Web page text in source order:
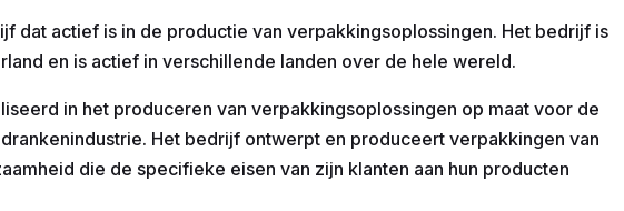
dat actief is in de productie van verpakkingsoplossingen. Het bedrijf is
en is actief in verschillende landen over de hele wereld.
in het produceren van verpakkingsoplossingen op maat voor de
Het bedrijf ontwerpt en produceert verpakkingen van
die de specifieke eisen van zijn klanten aan hun producten